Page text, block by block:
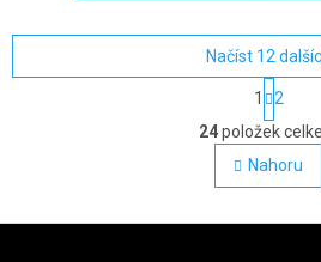
Načíst 12
1
2
24položek
Nahoru